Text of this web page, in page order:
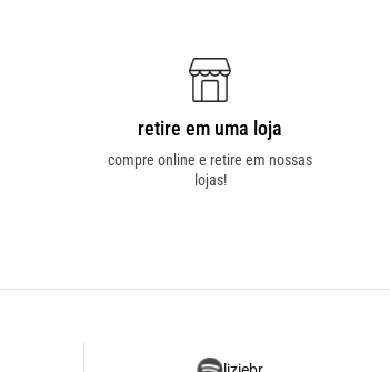
retire em uma loja
compre online e retire em nossas
lojas!